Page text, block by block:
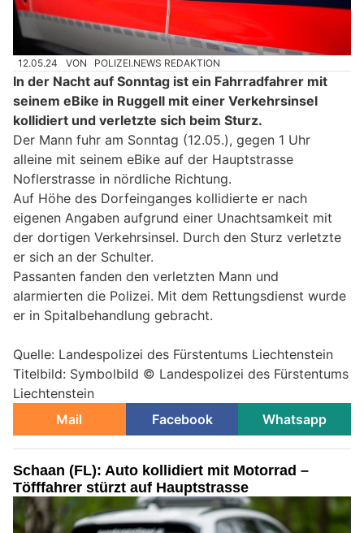
12.05.24 VON POLIZEI.NEWS REDAKTION
In der Nacht auf Sonntag ist ein Fahrradfahrer mit
seinem eBike in Ruggell mit einer Verkehrsinsel
kollidiert und verletzte sich beim Sturz.
Der Mann fuhr am Sonntag (12.05.), gegen 1 Uhr
alleine mit seinem eBike auf der Hauptstrasse
Noflerstrasse in nördliche Richtung.
Auf Höhe des Dorfeinganges kollidierte er nach
eigenen Angaben aufgrund einer Unachtsamkeit mit
der dortigen Verkehrsinsel. Durch den Sturz verletzte
er sich an der Schulter.
Passanten fanden den verletzten Mann und
alarmierten die Polizei. Mit dem Rettungsdienst wurde
er in Spitalbehandlung gebracht.
Quelle: Landespolizei des Fürstentums Liechtenstein
Titelbild: Symbolbild © Landespolizei des Fürstentums
Liechtenstein
Mail
Facebook Whatsapp
Schaan (FL): Auto kollidiert mit Motorrad –
Töfffahrer stürzt auf Hauptstrasse